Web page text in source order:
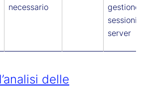
necessario
gestione
sessioni
server
delle